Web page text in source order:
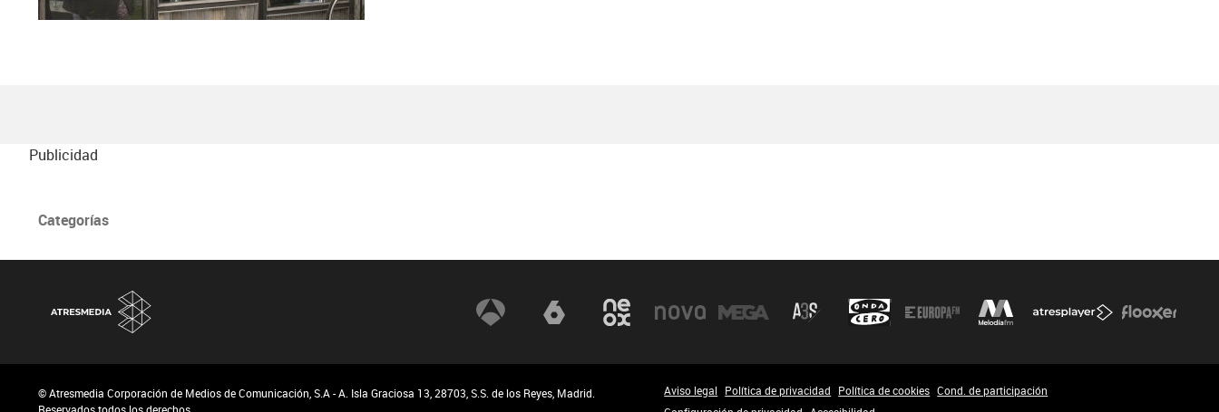
Publicidad
Categorías
© Atresmedia Corporación de Medios de Comunicación, S.A - A. Isla Graciosa 13, 28703, S.S. de los Reyes, Madrid.
Aviso legal Política de privacidad Política de cookies Cond. de participación